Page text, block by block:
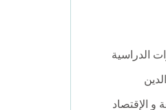
الدراسية
و الإقتصاد